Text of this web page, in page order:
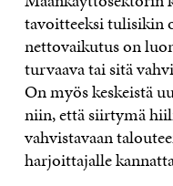
tavoitteeksi tulisikin
nettovaikutus on
turvaava tai sitä
On myös keskeistä
niin, että siirtymä
vahvistavaan
harjoittajalle